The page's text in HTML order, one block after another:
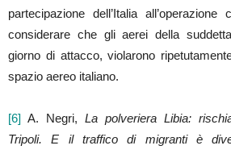
partecipazione dell’Italia
considerare che gli aerei della
giorno di attacco, violarono
spazio aereo italiano.
[6] A. Negri, La polveriera Libia:
Tripoli. E il traffico di migranti è